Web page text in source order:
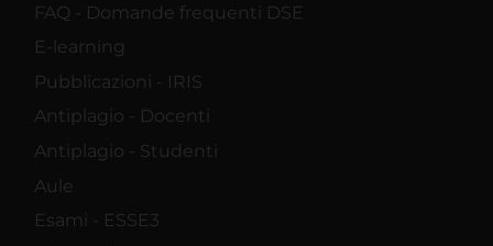
FAQ - Domande frequenti DSE
E-learning
Pubblicazioni - IRIS
Antiplagio - Docenti
Antiplagio - Studenti
Aule
Esami - ESSE3